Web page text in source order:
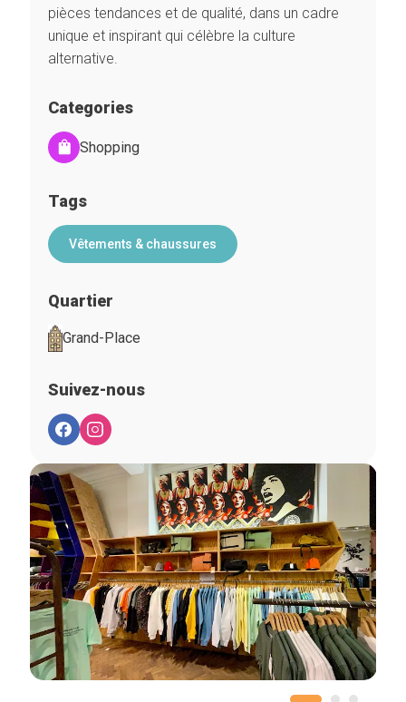
pièces tendances et de qualité, dans un cadre
unique et inspirant qui célèbre la culture
alternative.
Categories
Shopping
Tags
Vêtements & chaussures
Quartier
Grand-Place
Suivez-nous